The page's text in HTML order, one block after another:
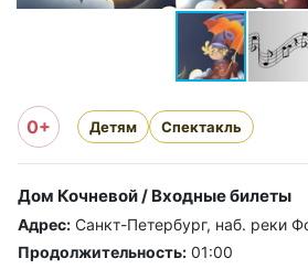
0+ Детям Спектакль
Дом Кочневой / Входные билеты
Адрес: Санкт-Петербург, наб. реки
Продолжительность: 01:00